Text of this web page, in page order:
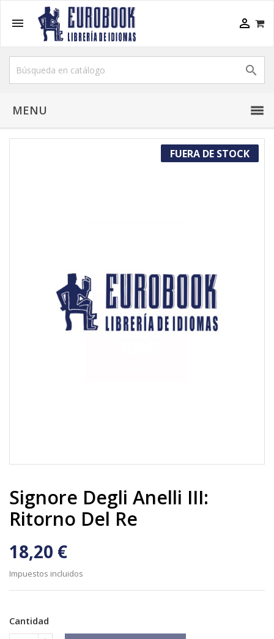
 

MENU
FUERA DE STOCK
Signore Degli Anelli III:
Ritorno Del Re
18,20 €
Impuestos incluidos
Cantidad